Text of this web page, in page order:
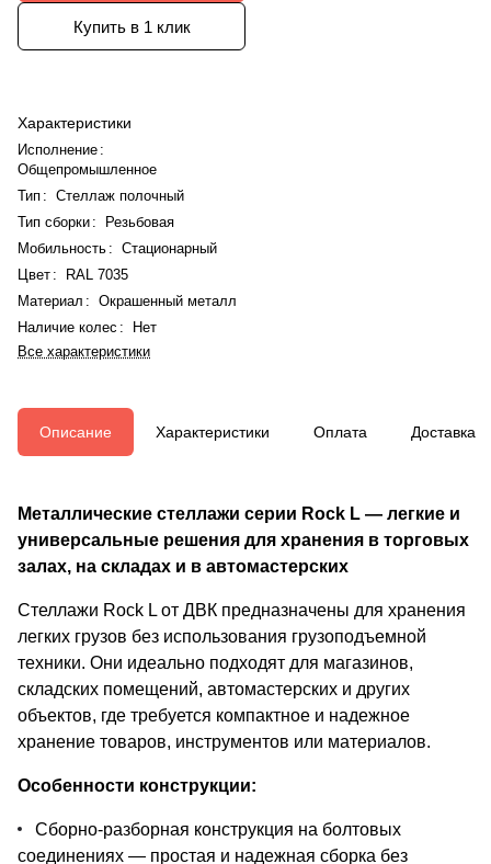
Купить в 1 клик
Характеристики
Исполнение :
Общепромышленное
Тип : Стеллаж полочный
Тип сборки:
Резьбовая
Мобильность : Стационарный
Цвет :
RAL 7035
Материал : Окрашенный металл
Наличие колес :
Нет
Все характеристики
Описание Характеристики Оплата Доставка
Металлические стеллажи серии Rock L — легкие и
универсальные решения для хранения в торговых
залах, на складах и в автомастерских
Стеллажи Rock L от ДВК предназначены для хранения
легких грузов без использования грузоподъемной
техники. Они идеально подходят для магазинов,
складских помещений, автомастерских и других
объектов, где требуется компактное и надежное
хранение товаров, инструментов или материалов.
Особенности конструкции:
Сборно-разборная конструкция на болтовых
соединениях — простая и надежная сборка без